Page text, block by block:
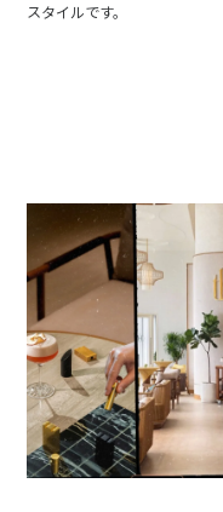
スタイルです。